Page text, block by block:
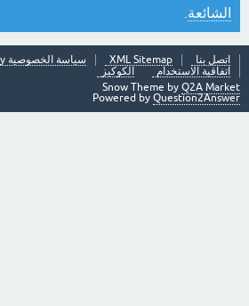
الشائعة
اتصل بنا XML Sitemap
سياسة الخصوصية Privacy Policy
اتفاقية الاستخدام
الكوكيز
Snow Theme by Q2A Market
Powered by Question2Answer